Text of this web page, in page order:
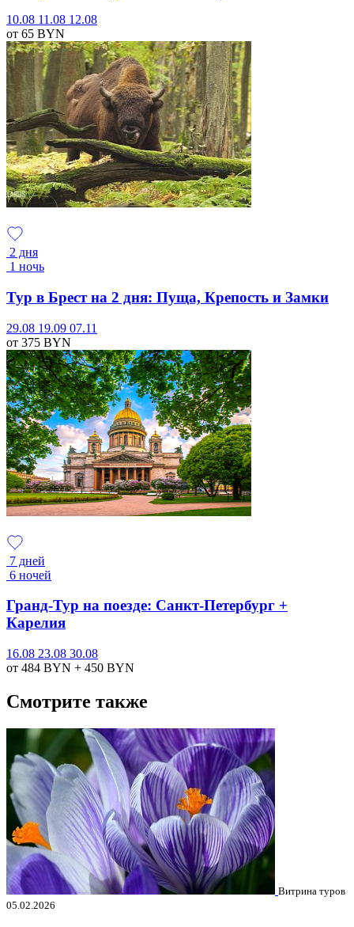
10.08 11.08 12.08
от 65 BYN
2 дня
1 ночь
Тур в Брест на 2 дня: Пуща, Крепость и Замки
29.08 19.09 07.11
от 375 BYN
7 дней
6 ночей
Гранд-Тур на поезде: Санкт-Петербург +
Карелия
16.08 23.08 30.08
от 484 BYN + 450 BYN
Смотрите также
Витрина туров
05.02.2026